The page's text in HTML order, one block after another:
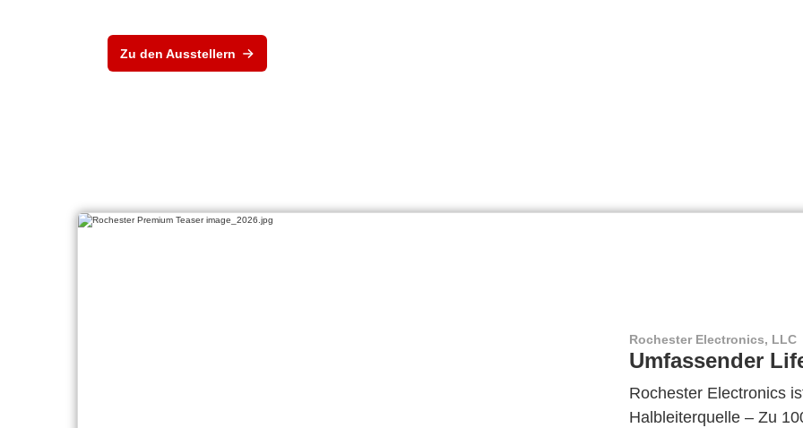
Zu den Ausstellern
Rochester Electronics, LLC
Umfassender
Rochester Electronics
Halbleiterquelle – Zu